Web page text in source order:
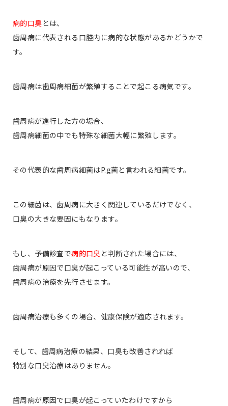
病的口臭とは、
歯周病に代表される口腔内に病的な状態があるかどうかで
す。
歯周病は歯周病細菌が繁殖することで起こる病気です。
歯周病が進行した方の場合、
歯周病細菌の中でも特殊な細菌大幅に繁殖します。
その代表的な歯周病細菌はP.g菌と言われる細菌です。
この細菌は、歯周病に大きく関連しているだけでなく、
口臭の大きな要因にもなります。
もし、予備診査で病的口臭と判断された場合には、
歯周病が原因で口臭が起こっている可能性が高いので、
歯周病の治療を先行させます。
歯周病治療も多くの場合、健康保険が適応されます。
そして、歯周病治療の結果、口臭も改善されれば
特別な口臭治療はありません。
歯周病が原因で口臭が起こっていたわけですから